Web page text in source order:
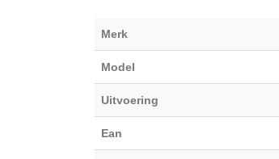
Merk
Model
Uitvoering
Ean